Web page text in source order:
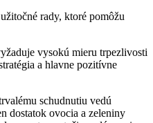
rady, ktoré pomôžu
vysokú mieru trpezlivosti
a hlavne pozitívne
schudnutiu vedú
dostatok ovocia a zeleniny